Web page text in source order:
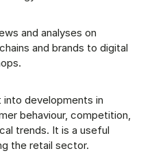
and analyses on
and brands to digital
into developments in
behaviour, competition,
trends. It is a useful
the retail sector.